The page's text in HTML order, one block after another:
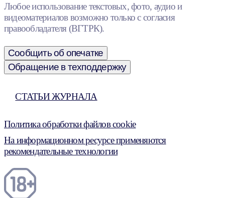
Любое использование текстовых, фото, аудио и
видеоматериалов возможно только с согласия
правообладателя (ВГТРК).
Сообщить об опечатке
Обращение в техподдержку
СТАТЬИ ЖУРНАЛА
Политика обработки файлов cookie
На информационном ресурсе применяются
рекомендательные технологии